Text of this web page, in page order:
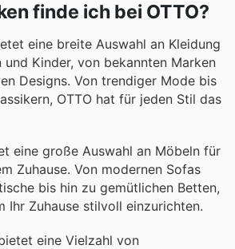
finde ich bei OTTO?
eine breite Auswahl an Kleidung
und Kinder, von bekannten Marken
Designs. Von trendiger Mode bis
OTTO hat für jeden Stil das
eine große Auswahl an Möbeln für
Zuhause. Von modernen Sofas
bis hin zu gemütlichen Betten,
Ihr Zuhause stilvoll einzurichten.
eine Vielzahl von